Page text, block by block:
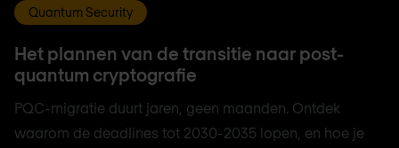
Quantum Security
Het plannen van de transitie naar post-
quantum cryptografie
PQC-migratie duurt jaren, geen maanden. Ontdek
waarom de deadlines tot 2030-2035 lopen, en hoe je